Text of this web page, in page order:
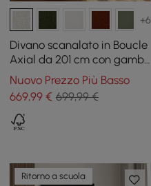
+6
Divano scanalato in Boucle
Axial da 201 cm con gambe
dorate e cuscini
Nuovo Prezzo Più Basso
669,99 € 699,99 €
Ritorno a scuola